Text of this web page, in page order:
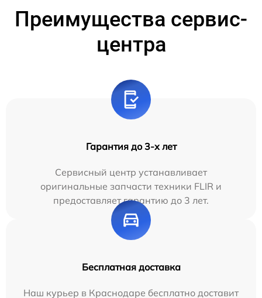
Преимущества сервис-
центра
Гарантия до 3-х лет
Сервисный центр устанавливает
оригинальные запчасти техники FLIR и
предоставляет гарантию до 3 лет.
Бесплатная доставка
Наш курьер в Краснодаре бесплатно доставит